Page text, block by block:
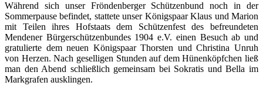
Während sich unser Fröndenberger Schützenbund noch in der
Sommerpause befindet, stattete unser Königspaar Klaus und Marion
mit Teilen ihres Hofstaats dem Schützenfest des befreundeten
Mendener Bürgerschützenbundes 1904 e.V. einen Besuch ab und
gratulierte dem neuen Königspaar Thorsten und Christina Unruh
von Herzen. Nach geselligen Stunden auf dem Hünenköpfchen ließ
man den Abend schließlich gemeinsam bei Sokratis und Bella im
Markgrafen ausklingen.